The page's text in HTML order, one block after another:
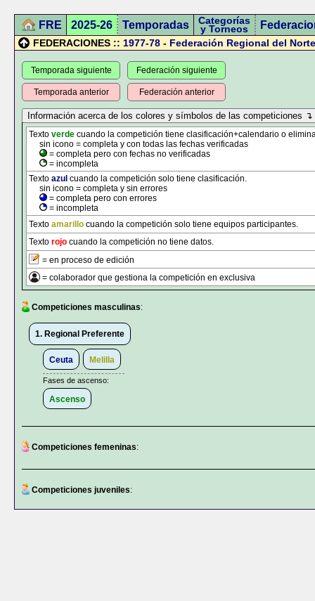
FRE 2025-26 Temporadas Categorías
y Torneos
FEDERACIONES :: 1977-78 - Federación Regional del
Temporada siguiente
Temporada anterior
Federación siguiente
Federación anterior
Texto verde cuando la competición tiene clasificación+calendario o
sin icono = completa y con todas las fechas verificadas
= completa pero con fechas no verificadas
= incompleta
Texto azul cuando la competición solo tiene clasificación.
sin icono = completa y sin errores
= completa pero con errores
= incompleta
Texto amarillo cuando la competición solo tiene equipos participantes.
Texto rojo cuando la competición no tiene datos.
= en proceso de edición
= colaborador que gestiona la competición en exclusiva
Competiciones masculinas:
1. Regional Preferente
Ceuta Melilla
Fases de ascenso:
Ascenso
Competiciones femeninas:
Competiciones juveniles: